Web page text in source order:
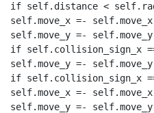
if self.distance <
self.move_x =- self.move_x
self.move_y =- self.move_y
if self.collision_sign_x
self.move_y =- self.move_y
if self.collision_sign_x
self.move_x =- self.move_x
self.move_y =- self.move_y